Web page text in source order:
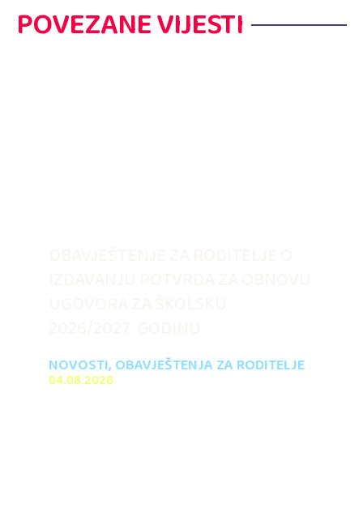
POVEZANE VIJESTI
NOVOSTI, OBAVJEŠTENJA ZA RODITELJE
04.08.2026